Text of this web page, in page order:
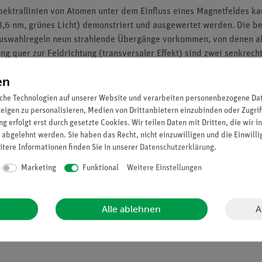
von Atomen unter dem Einfluss eines Magnetfeldes
nm, grünes Licht) demonstriert und ausgewertet werden. Die
neun strahlende Übergänge vorkommen, von denen
quer zur Feldrichtung (transversaler Effekt) sind zwei
(longitudinaler Effekt) 2 zirkular polarisierte Linien
µB ermittelt werden. Mit Hilfeeines hochauflösenden
Ringe zu beobachten.
Teleskop die Aufspaltung der zentralen Linie in
den Ergebnissen der Nummer 1.
emittiert, wird qualitativ untersucht.
Technologien auf unserer Website und verarbeiten personenbezogene
zu personalisieren, Medien von Drittanbietern einzubinden oder
erfolgt erst durch gesetzte Cookies. Wir teilen Daten mit Dritten, die wir
werden. Sie haben das Recht, nicht einzuwilligen und die
Informationen finden Sie in unserer Daten­schutz­erklärung.
Marketing Funktional Weitere Einstellungen
Alle ablehnen